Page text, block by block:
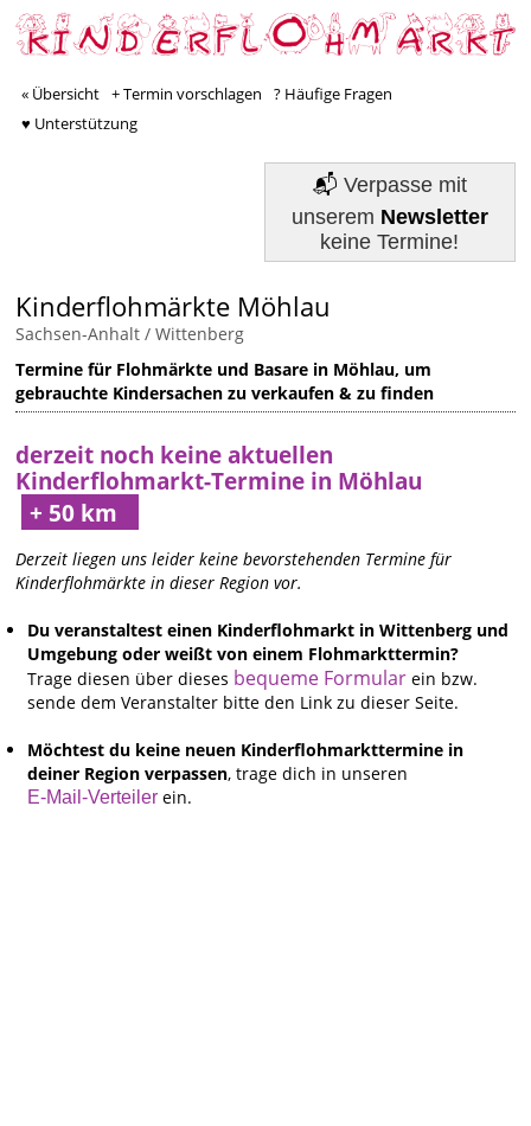
« Übersicht + Termin vorschlagen
? Häufige Fragen
♥ Unterstützung
📬 Verpasse mit
unserem Newsletter
keine Termine!
Kinderflohmärkte Möhlau
Sachsen-Anhalt /Wittenberg
Termine für Flohmärkte und Basare in Möhlau, um
gebrauchte Kindersachen zu verkaufen & zu finden
derzeit noch keine aktuellen
Kinderflohmarkt-Termine in Möhlau
Derzeit liegen uns leider keine bevorstehenden Termine für
Kinderflohmärkte in dieser Region vor.
Du veranstaltest einen Kinderflohmarkt in Wittenberg und
Umgebung oder weißt von einem Flohmarkttermin?
Trage diesen über dieses bequeme Formular ein bzw.
sende dem Veranstalter bitte den Link zu dieser Seite.
Möchtest du keine neuen Kinderflohmarkttermine in
deiner Region verpassen, trage dich in unseren
E-Mail-Verteiler ein.